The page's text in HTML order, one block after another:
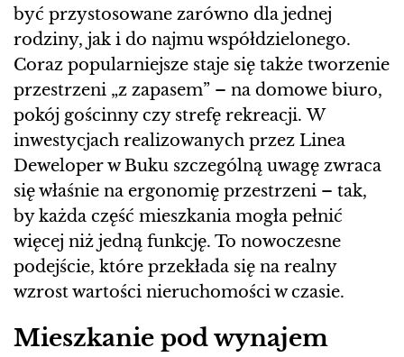
być przystosowane zarówno dla jednej
rodziny, jak i do najmu współdzielonego.
Coraz popularniejsze staje się także tworzenie
przestrzeni „z zapasem” – na domowe biuro,
pokój gościnny czy strefę rekreacji. W
inwestycjach realizowanych przez Linea
Deweloper w Buku szczególną uwagę zwraca
się właśnie na ergonomię przestrzeni – tak,
by każda część mieszkania mogła pełnić
więcej niż jedną funkcję. To nowoczesne
podejście, które przekłada się na realny
wzrost wartości nieruchomości w czasie.
Mieszkanie pod wynajem